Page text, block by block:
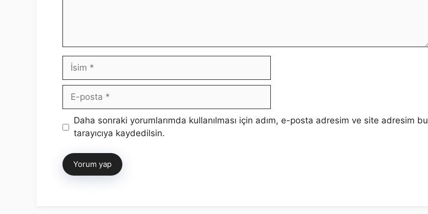
İsim
posta
İnternet
sitesi
Daha sonraki yorumlarımda kullanılması için adım, e-posta adresim ve site adresim bu
tarayıcıya kaydedilsin.